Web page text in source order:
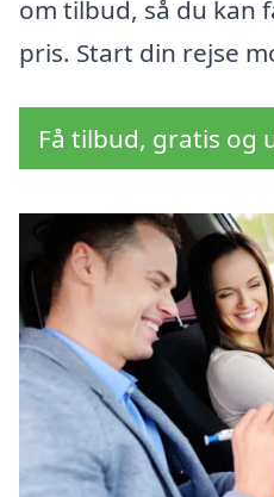
om tilbud, så du kan
pris. Start din rejse
Få tilbud, gratis og